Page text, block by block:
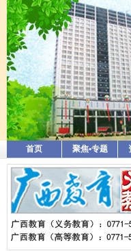
首页 聚焦•专题